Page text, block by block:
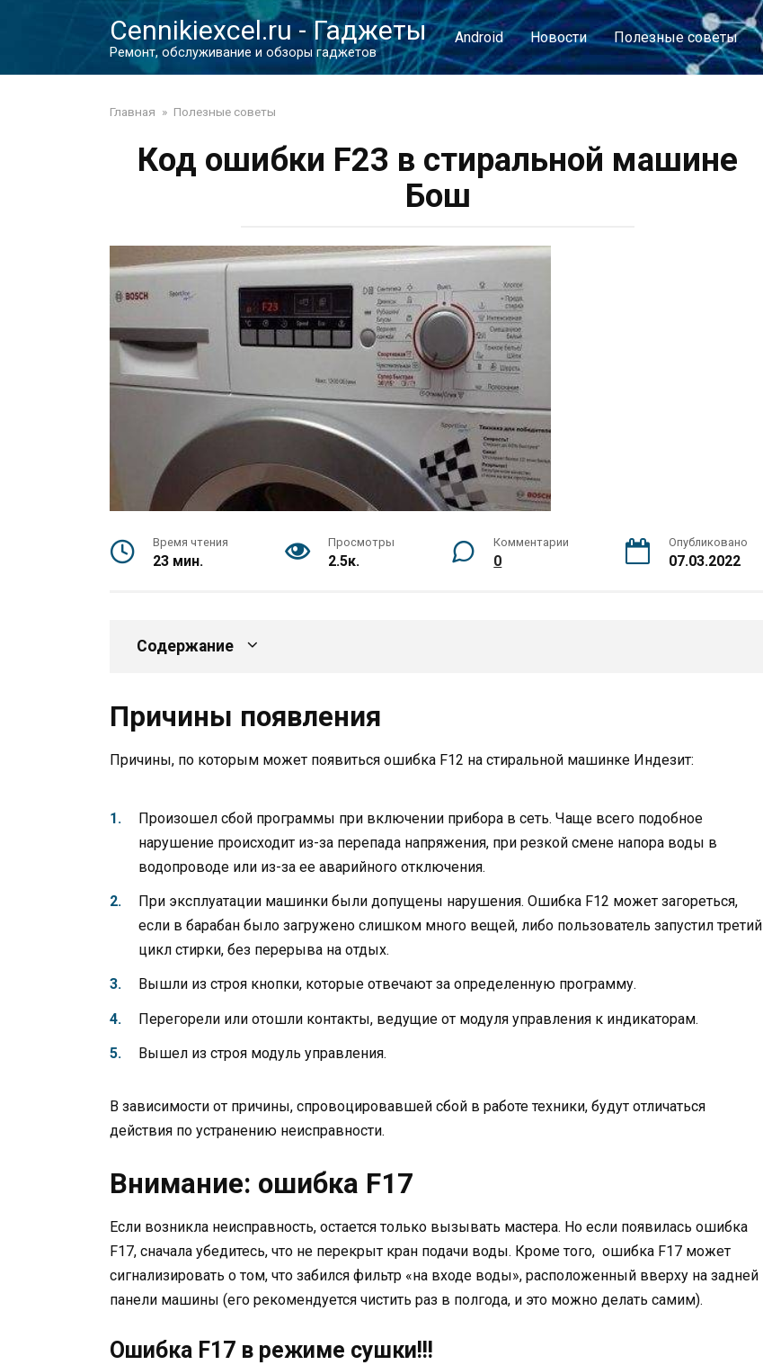
Cennikiexcel.ru - Гаджеты
Ремонт, обслуживание и обзоры гаджетов
Android Новости Полезные советы
Главная » Полезные советы
Код ошибки F23 в стиральной машине
Бош
Время чтения
23 мин.
Просмотры
2.5к.
Комментарии
0
Опубликовано
07.03.2022
Содержание
Причины появления
Причины, по которым может появиться ошибка F12 на стиральной машинке Индезит:
Произошел сбой программы при включении прибора в сеть. Чаще всего подобное
нарушение происходит из-за перепада напряжения, при резкой смене напора воды в
водопроводе или из-за ее аварийного отключения.
При эксплуатации машинки были допущены нарушения. Ошибка F12 может загореться,
если в барабан было загружено слишком много вещей, либо пользователь запустил третий
цикл стирки, без перерыва на отдых.
Вышли из строя кнопки, которые отвечают за определенную программу.
Перегорели или отошли контакты, ведущие от модуля управления к индикаторам.
Вышел из строя модуль управления.
В зависимости от причины, спровоцировавшей сбой в работе техники, будут отличаться
действия по устранению неисправности.
Внимание: ошибка F17
Если возникла неисправность, остается только вызывать мастера. Но если появилась ошибка
F17, сначала убедитесь, что не перекрыт кран подачи воды. Кроме того, ошибка F17 может
сигнализировать о том, что забился фильтр «на входе воды», расположенный вверху на задней
панели машины (его рекомендуется чистить раз в полгода, и это можно делать самим).
Ошибка F17 в режиме сушки!!!